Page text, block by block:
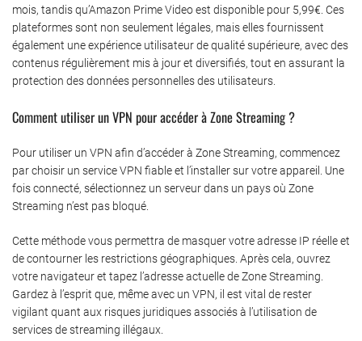
mois, tandis qu’Amazon Prime Video est disponible pour 5,99€. Ces
plateformes sont non seulement légales, mais elles fournissent
également une expérience utilisateur de qualité supérieure, avec des
contenus régulièrement mis à jour et diversifiés, tout en assurant la
protection des données personnelles des utilisateurs.
Comment utiliser un VPN pour accéder à Zone Streaming ?
Pour utiliser un VPN afin d’accéder à Zone Streaming, commencez
par choisir un service VPN fiable et l’installer sur votre appareil. Une
fois connecté, sélectionnez un serveur dans un pays où Zone
Streaming n’est pas bloqué.
Cette méthode vous permettra de masquer votre adresse IP réelle et
de contourner les restrictions géographiques. Après cela, ouvrez
votre navigateur et tapez l’adresse actuelle de Zone Streaming.
Gardez à l’esprit que, même avec un VPN, il est vital de rester
vigilant quant aux risques juridiques associés à l’utilisation de
services de streaming illégaux.